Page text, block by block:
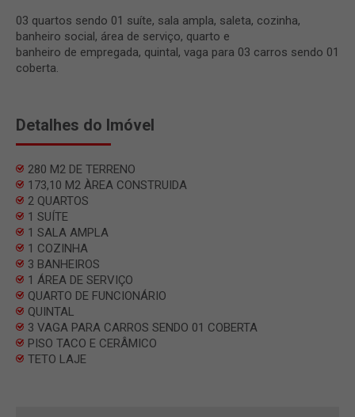
03 quartos sendo 01 suíte, sala ampla, saleta, cozinha,
banheiro social, área de serviço, quarto e
banheiro de empregada, quintal, vaga para 03 carros sendo 01
coberta.
Detalhes do Imóvel
280 M2 DE TERRENO
173,10 M2 ÀREA CONSTRUIDA
2 QUARTOS
1 SUÍTE
1 SALA AMPLA
1 COZINHA
3 BANHEIROS
1 ÁREA DE SERVIÇO
QUARTO DE FUNCIONÁRIO
QUINTAL
3 VAGA PARA CARROS SENDO 01 COBERTA
PISO TACO E CERÂMICO
TETO LAJE